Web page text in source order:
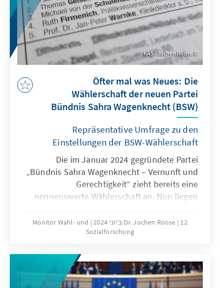
KAS / Jochen Roose
Öfter mal was Neues: Die
Wählerschaft der neuen Partei
Bündnis Sahra Wagenknecht (BSW)
Repräsentative Umfrage zu den
Einstellungen der BSW-Wählerschaft
Die im Januar 2024 gegründete Partei
„Bündnis Sahra Wagenknecht – Vernunft und
Gerechtigkeit“ zieht bereits eine
nennenswerte Wählerschaft an. Nun liegen
von Wahlberechtigten vor, die bei einer
Bundestagswahl das BSW wählen wollen. Es
Jahren, in Ostdeutschland ist die Partei
deutlich stärker. In der Einwanderungspolitik
wird eine stärkere Begrenzung des Zuzugs
Dr. Jochen Roose 12 ביוני 2024
Monitor Wahl- und
Sozialforschung